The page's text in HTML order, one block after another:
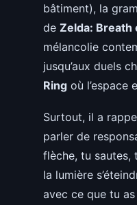
bâtiment), la
de Zelda: Breath
mélancolie
jusqu’aux duels
Ringoù l’espace
Surtout, il a
parler de
flèche, tu sautes,
la lumière
avec ce que tu